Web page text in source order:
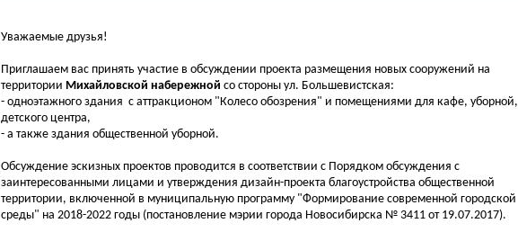
Уважаемые друзья!
Приглашаем вас принять участие в обсуждении проекта размещения новых сооружений на
территории Михайловской набережной со стороны ул. Большевистская:
- одноэтажного здания с аттракционом "Колесо обозрения" и помещениями для кафе, уборной,
детского центра,
- а также здания общественной уборной.
Обсуждение эскизных проектов проводится в соответствии с Порядком обсуждения с
заинтересованными лицами и утверждения дизайн-проекта благоустройства общественной
территории, включенной в муниципальную программу "Формирование современной городской
среды" на 2018-2022 годы (постановление мэрии города Новосибирска № 3411 от 19.07.2017).